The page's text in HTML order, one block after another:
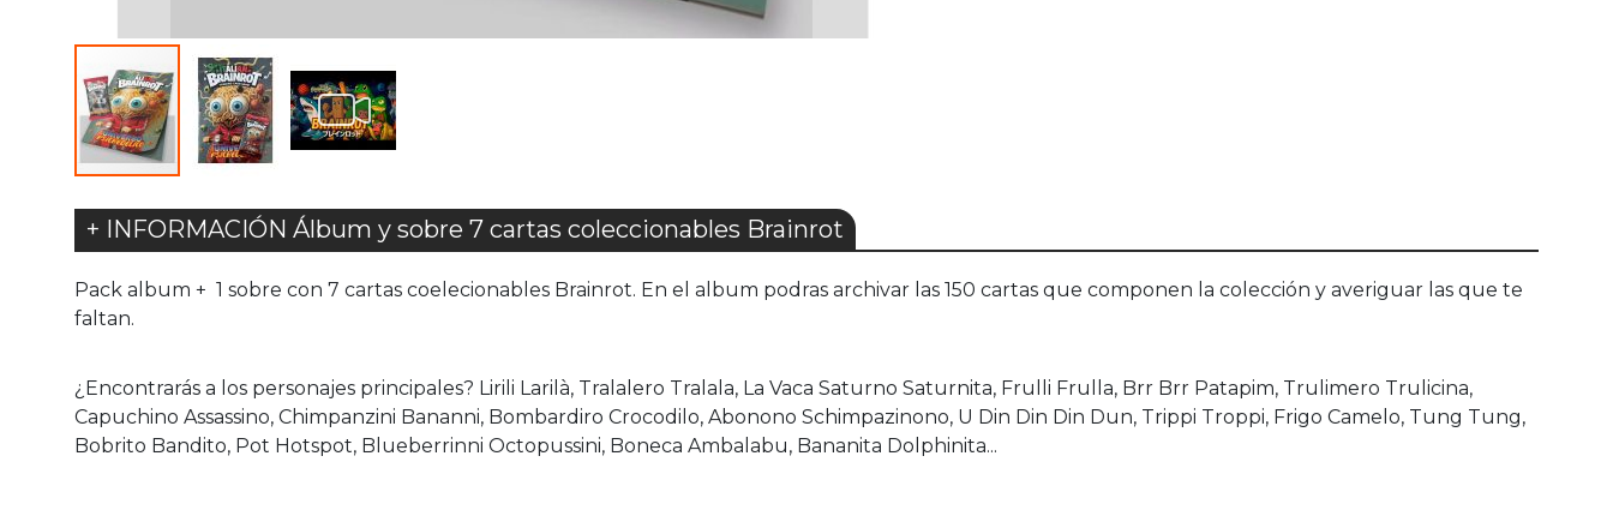
+ INFORMACIÓN Álbum y sobre 7 cartas coleccionables Brainrot
Pack album + 1 sobre con 7 cartas coelecionables Brainrot. En el album podras archivar las 150 cartas que componen la colección y averiguar las que te
faltan.
¿Encontrarás a los personajes principales? Lirili Larilà, Tralalero Tralala, La Vaca Saturno Saturnita, Frulli Frulla, Brr Brr Patapim, Trulimero Trulicina,
Capuchino Assassino, Chimpanzini Bananni, Bombardiro Crocodilo, Abonono Schimpazinono, U Din Din Din Dun, Trippi Troppi, Frigo Camelo, Tung Tung,
Bobrito Bandito, Pot Hotspot, Blueberrinni Octopussini, Boneca Ambalabu, Bananita Dolphinita...